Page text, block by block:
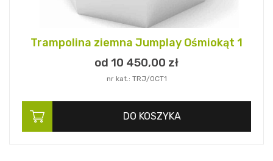
Trampolina ziemna Jumplay Ośmiokąt 1
od 10 450,00 zł
nr kat.: TRJ/OCT1
DO KOSZYKA